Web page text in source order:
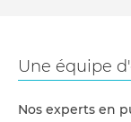
Une équipe
Nos experts en